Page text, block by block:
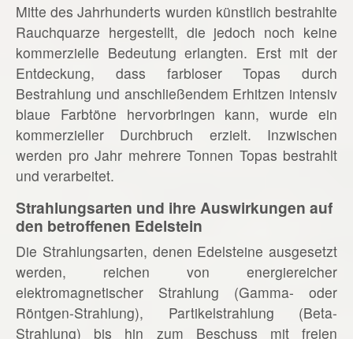
Mitte des Jahrhunderts wurden künstlich bestrahlte
Rauchquarze hergestellt, die jedoch noch keine
kommerzielle Bedeutung erlangten. Erst mit der
Entdeckung, dass farbloser Topas durch
Bestrahlung und anschließendem Erhitzen intensiv
blaue Farbtöne hervorbringen kann, wurde ein
kommerzieller Durchbruch erzielt. Inzwischen
werden pro Jahr mehrere Tonnen Topas bestrahlt
und verarbeitet.
Strahlungsarten und ihre Auswirkungen auf
den betroffenen Edelstein
Die Strahlungsarten, denen Edelsteine ausgesetzt
werden, reichen von energiereicher
elektromagnetischer Strahlung (Gamma- oder
Röntgen-Strahlung), Partikelstrahlung (Beta-
Strahlung) bis hin zum Beschuss mit freien